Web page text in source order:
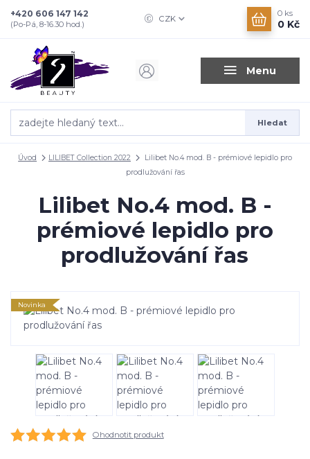
Menu
CZK
Hledat
+420 606 147 142
(Po-Pá, 8-16.30 hod.)
0 ks
0 Kč
Úvod LILIBET Collection 2022
Lilibet No.4 mod. B - prémiové lepidlo pro
prodlužování řas
Lilibet No.4 mod. B -
prémiové lepidlo pro
prodlužování řas
Novinka
Ohodnotit produkt